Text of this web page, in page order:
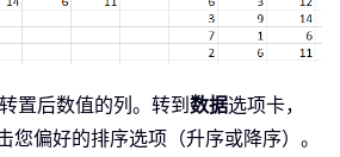
置后数值的列。转到数据选项卡，
您偏好的排序选项（升序或降序）。